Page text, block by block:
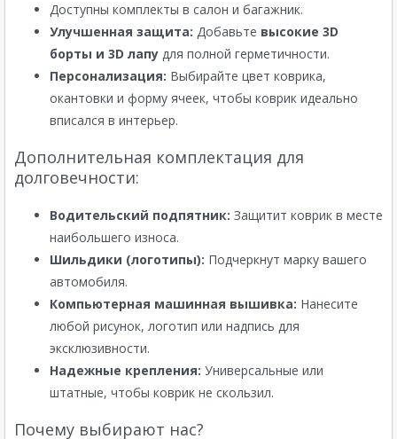
Доступны комплекты в салон и багажник.
Улучшенная защита: Добавьте высокие 3D
борты и 3D лапу для полной герметичности.
Персонализация: Выбирайте цвет коврика,
окантовки и форму ячеек, чтобы коврик идеально
вписался в интерьер.
Дополнительная комплектация для
долговечности:
Водительский подпятник: Защитит коврик в месте
наибольшего износа.
Шильдики (логотипы): Подчеркнут марку вашего
автомобиля.
Компьютерная машинная вышивка: Нанесите
любой рисунок, логотип или надпись для
эксклюзивности.
Надежные крепления: Универсальные или
штатные, чтобы коврик не скользил.
Почему выбирают нас?